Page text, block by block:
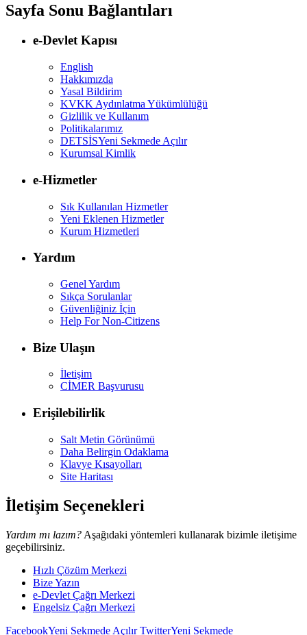
Sayfa Sonu Bağlantıları
e-Devlet Kapısı
English
Hakkımızda
Yasal Bildirim
KVKK Aydınlatma Yükümlülüğü
Gizlilik ve Kullanım
Politikalarımız
DETSİSYeni Sekmede Açılır
Kurumsal Kimlik
e-Hizmetler
Sık Kullanılan Hizmetler
Yeni Eklenen Hizmetler
Kurum Hizmetleri
Yardım
Genel Yardım
Sıkça Sorulanlar
Güvenliğiniz İçin
Help For Non-Citizens
Bize Ulaşın
İletişim
CİMER Başvurusu
Erişilebilirlik
Salt Metin Görünümü
Daha Belirgin Odaklama
Klavye Kısayolları
Site Haritası
İletişim Seçenekleri
Yardım mı lazım? Aşağıdaki yöntemleri kullanarak bizimle iletişime
geçebilirsiniz.
Hızlı Çözüm Merkezi
Bize Yazın
e-Devlet Çağrı Merkezi
Engelsiz Çağrı Merkezi
FacebookYeni Sekmede AçılırTwitterYeni Sekmede